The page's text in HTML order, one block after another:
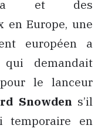
et des
en Europe, une
européen a
demandait
le lanceur
Snowden s’il
temporaire en